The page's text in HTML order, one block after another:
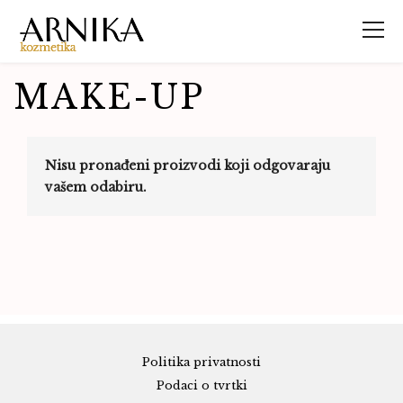
MAKE-UP
Nisu pronađeni proizvodi koji odgovaraju
vašem odabiru.
Politika privatnosti
Podaci o tvrtki